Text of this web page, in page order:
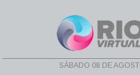
sábado 08 de